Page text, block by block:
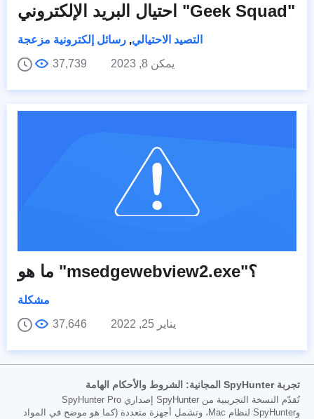
احتيال البريد الإلكتروني "Geek Squad"
التصيد الاحتيالي, رسائل إلكترونية مزعجة
يمكن 8, 2023
37,739
ما هو "msedgewebview2.exe"؟
مشكلة
يناير 25, 2022
37,646
تجربة SpyHunter المجانية: الشروط والأحكام الهامة
تُقدّم النسخة التجريبية من SpyHunter إصداري SpyHunter Pro
وSpyHunter لنظام Mac، وتشمل أجهزة متعددة (كما هو موضح في المواد